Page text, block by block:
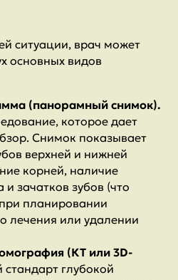
ситуации, врач может
основных видов
(панорамный снимок).
которое дает
Снимок показывает
верхней и нижней
корней, наличие
и зачатков зубов (что
планировании
лечения или удалении
(КТ или 3D-
стандарт глубокой